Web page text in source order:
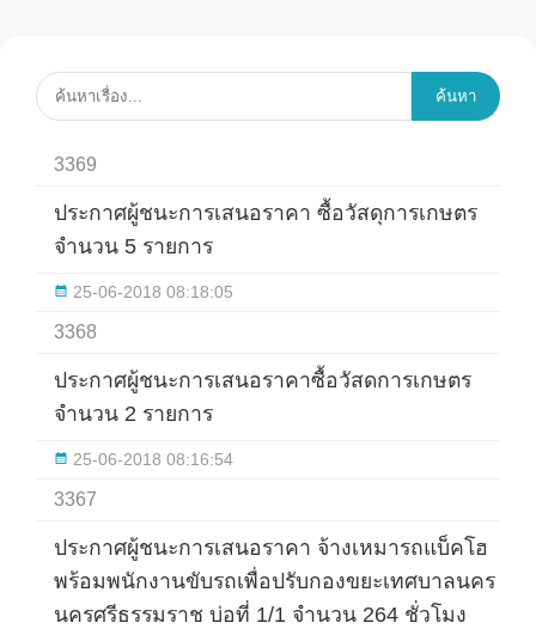
ค้นหา
3369
ประกาศผู้ชนะการเสนอราคา ซื้อวัสดุการเกษตร
จำนวน 5 รายการ
25-06-2018 08:18:05
3368
ประกาศผู้ชนะการเสนอราคาซื้อวัสดการเกษตร
จำนวน 2 รายการ
25-06-2018 08:16:54
3367
ประกาศผู้ชนะการเสนอราคา จ้างเหมารถแบ็คโฮ
พร้อมพนักงานขับรถเพื่อปรับกองขยะเทศบาลนคร
นครศรีธรรมราช บ่อที่ 1/1 จำนวน 264 ชั่วโมง